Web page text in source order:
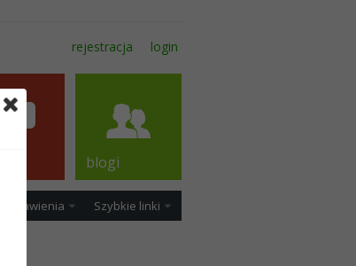
rejestracja login
Ustawienia Szybkie linki
blogi